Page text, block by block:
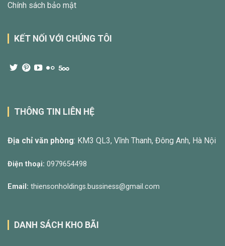
Chính sách bảo mật
KẾT NỐI VỚI CHÚNG TÔI
THÔNG TIN LIÊN HỆ
Địa chỉ văn phòng: KM3 QL3, Vĩnh Thanh, Đông Anh, Hà Nội
Điện thoại: 0979654498
Email: thiensonholdings.bussiness@gmail.com
DANH SÁCH KHO BÃI